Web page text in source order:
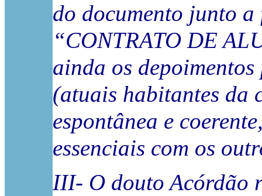
do documento junto a
“CONTRATO DE
ainda os
(atuais habitantes da
espontânea e
essenciais com os
III- O douto Acórdão